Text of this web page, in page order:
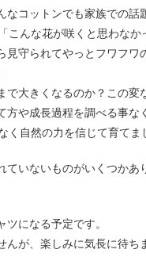
なコットンでも家族での話
こんな花が咲くと思わなか
見守られてやっとフワフワ
で大きくなるのか？この変
方や成長過程を調べる事な
く自然の力を信じて育てま
ていないものがいくつかあ
になる予定です。
んが、楽しみに気長に待ち